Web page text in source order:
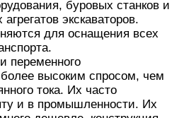
буровых станков и
экскаваторов.
для оснащения всех
переменного
высоким спросом, чем
тока. Их часто
и в промышленности. Их